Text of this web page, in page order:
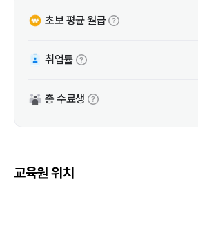
초보 평균 월급
취업률
총 수료생
교육원 위치